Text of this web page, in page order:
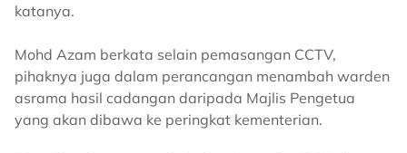
katanya.
Mohd Azam berkata selain pemasangan CCTV,
pihaknya juga dalam perancangan menambah warden
asrama hasil cadangan daripada Majlis Pengetua
yang akan dibawa ke peringkat kementerian.